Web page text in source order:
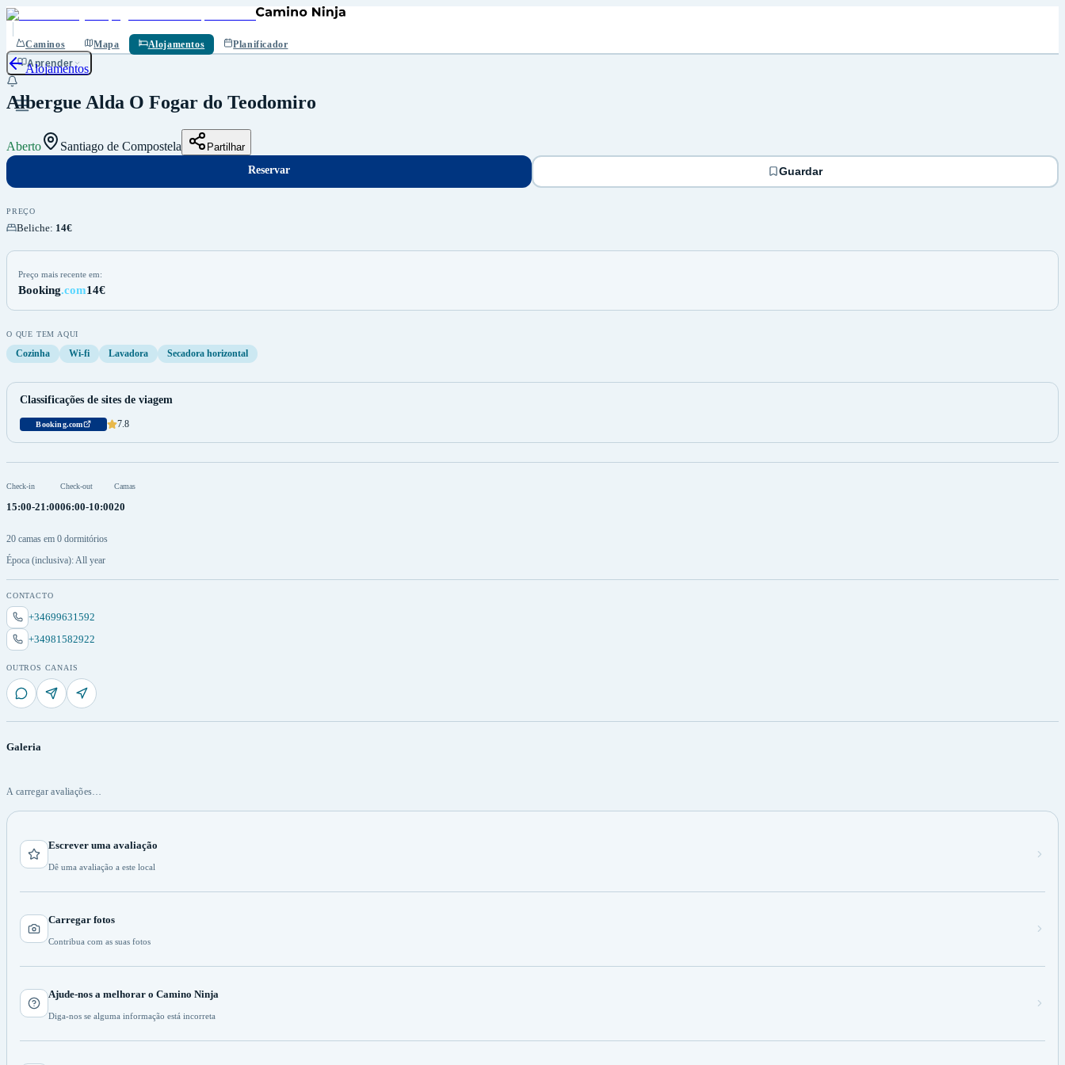
Caminos Mapa Alojamentos
Planificador
Aprender
Alojamentos
Albergue Alda O Fogar do Teodomiro
Aberto Santiago de Compostela Partilhar
Reservar Guardar
Reservar Guardar
PREÇO
Beliche: 14€
Preço mais recente em:
Booking.com14€
O QUE TEM AQUI
Cozinha Wi-fi Lavadora Secadora horizontal
Classificações de sites de viagem
Booking.com 7.8
Check-in
15:00-21:00
Check-out
06:00-10:00
Camas
20
20 camas em 0 dormitórios
Época (inclusiva): All year
CONTACTO
+34699631592
+34981582922
OUTROS CANAIS
Galeria
A carregar avaliações…
Escrever uma avaliação
Dê uma avaliação a este local
Carregar fotos
Contribua com as suas fotos
Ajude-nos a melhorar o Camino Ninja
Diga-nos se alguma informação está incorreta